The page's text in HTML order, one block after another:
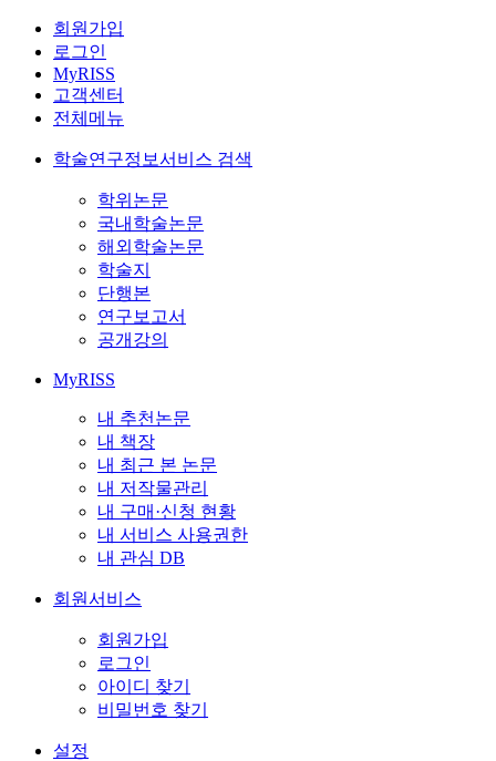
회원가입
로그인
MyRISS
고객센터
전체메뉴
학술연구정보서비스 검색
학위논문
국내학술논문
해외학술논문
학술지
단행본
연구보고서
공개강의
MyRISS
내 추천논문
내 책장
내 최근 본 논문
내 저작물관리
내 구매·신청 현황
내 서비스 사용권한
내 관심 DB
회원서비스
회원가입
로그인
아이디 찾기
비밀번호 찾기
설정